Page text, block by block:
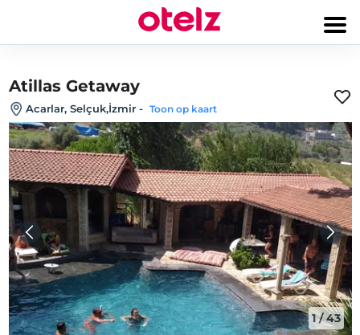
Atillas Getaway
Acarlar, Selçuk,İzmir - Toon op kaart
1/43